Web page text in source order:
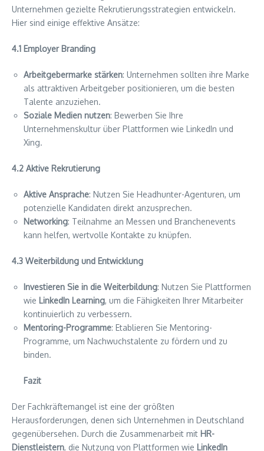
Unternehmen gezielte Rekrutierungsstrategien entwickeln.
Hier sind einige effektive Ansätze:
4.1 Employer Branding
Arbeitgebermarke stärken: Unternehmen sollten ihre Marke
als attraktiven Arbeitgeber positionieren, um die besten
Talente anzuziehen.
Soziale Medien nutzen: Bewerben Sie Ihre
Unternehmenskultur über Plattformen wie LinkedIn und
Xing.
4.2 Aktive Rekrutierung
Aktive Ansprache: Nutzen Sie Headhunter-Agenturen, um
potenzielle Kandidaten direkt anzusprechen.
Networking: Teilnahme an Messen und Branchenevents
kann helfen, wertvolle Kontakte zu knüpfen.
4.3 Weiterbildung und Entwicklung
Investieren Sie in die Weiterbildung: Nutzen Sie Plattformen
wie LinkedIn Learning, um die Fähigkeiten Ihrer Mitarbeiter
kontinuierlich zu verbessern.
Mentoring-Programme: Etablieren Sie Mentoring-
Programme, um Nachwuchstalente zu fördern und zu
binden.
Fazit
Der Fachkräftemangel ist eine der größten
Herausforderungen, denen sich Unternehmen in Deutschland
gegenübersehen. Durch die Zusammenarbeit mit HR-
Dienstleistern, die Nutzung von Plattformen wie LinkedIn